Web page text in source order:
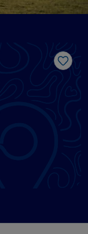
Like